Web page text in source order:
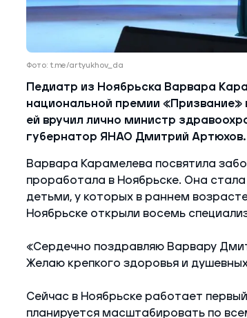
Фото: t.me/artyukhov_da
Педиатр из Ноябрьска Варвара
национальной премии
ей вручил лично министр
губернатор ЯНАО Дмитрий Артюхов.
Варвара Карамелева посвятила
проработала в Ноябрьске. Она
детьми, у которых в раннем
Ноябрьске открыли восемь
«Сердечно поздравляю Варвару
Желаю крепкого здоровья и
Сейчас в Ноябрьске работает
планируется масштабировать по